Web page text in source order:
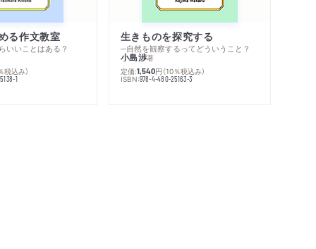
る作文教室
いいことはある？
税込み）
1
生きものを探究する
─自然を観察するってどういうこと？
小島渉著
定価:1,540円 （10％税込み）
ISBN:978-4-480-25163-3